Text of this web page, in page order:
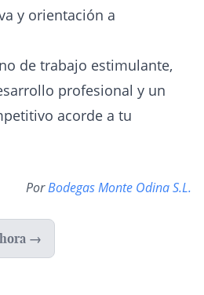
y orientación a
de trabajo estimulante,
profesional y un
acorde a tu
PorBodegas Monte Odina S.L.
→